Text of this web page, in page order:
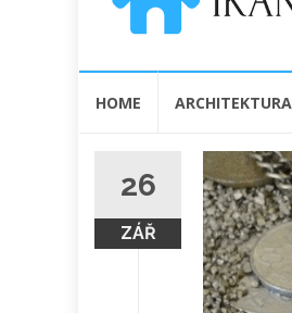
HOME ARCHITEKTURA
26
ZÁŘ